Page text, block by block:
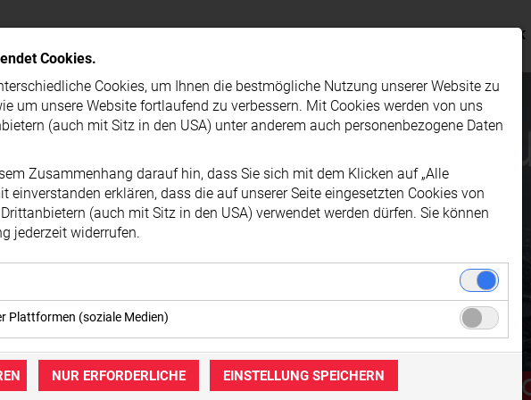
MEDIATHEK
Cookies.
Cookies, um Ihnen die best­mögliche Nutzung unserer Website zu
um unsere Website fortlaufend zu verbessern. Mit Cookies werden von uns
(auch mit Sitz in den USA) unter anderem auch personenbezogene Daten
Zusammenhang darauf hin, dass Sie sich mit dem Klicken auf „Alle
ein­ver­standen erklären, dass die auf unserer Seite eingesetzten Cookies von
(auch mit Sitz in den USA) verwendet werden dürfen. Sie können
jederzeit widerrufen.
ermöglichen grundlegende Funktionen und sind für die einwandfreie
erforderlich. Diese Cookies speichern keine personenbezogenen Daten
Dritten übermittelt.
der Website (Erstanbieter)
Plattformen (soziale Medien)
werden. Dadurch werden auch Cookies der Drittanbieter auf Ihrem
Das inkludiert auch Anbieter mit Sitz in den USA.
NUR ERFORDERLICHE EINSTELLUNG SPEICHERN